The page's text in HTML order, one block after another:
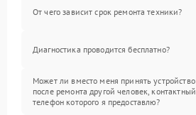
От чего зависит срок ремонта техники?
Диагностика проводится бесплатно?
Может ли вместо меня принять устройство
после ремонта другой человек, контактный
телефон которого я предоставлю?